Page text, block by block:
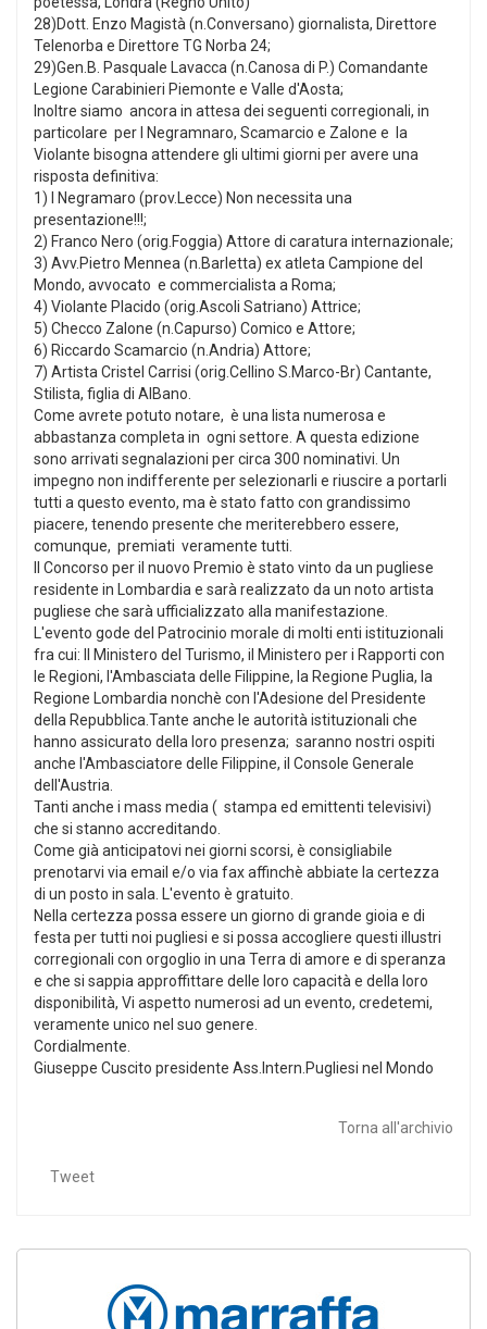
28)Dott. Enzo Magistà (n.Conversano) giornalista, Direttore
Telenorba e Direttore TG Norba 24;
29)Gen.B. Pasquale Lavacca (n.Canosa di P.) Comandante
Legione Carabinieri Piemonte e Valle d'Aosta;
Inoltre siamo ancora in attesa dei seguenti corregionali, in
particolare per I Negramnaro, Scamarcio e Zalone e la
Violante bisogna attendere gli ultimi giorni per avere una
risposta definitiva:
1) I Negramaro (prov.Lecce) Non necessita una
presentazione!!!;
2) Franco Nero (orig.Foggia) Attore di caratura internazionale;
3) Avv.Pietro Mennea (n.Barletta) ex atleta Campione del
Mondo, avvocato e commercialista a Roma;
4) Violante Placido (orig.Ascoli Satriano) Attrice;
5) Checco Zalone (n.Capurso) Comico e Attore;
6) Riccardo Scamarcio (n.Andria) Attore;
7) Artista Cristel Carrisi (orig.Cellino S.Marco-Br) Cantante,
Stilista, figlia di AlBano.
Come avrete potuto notare, è una lista numerosa e
abbastanza completa in ogni settore. A questa edizione
sono arrivati segnalazioni per circa 300 nominativi. Un
impegno non indifferente per selezionarli e riuscire a portarli
tutti a questo evento, ma è stato fatto con grandissimo
piacere, tenendo presente che meriterebbero essere,
comunque, premiati veramente tutti.
Il Concorso per il nuovo Premio è stato vinto da un pugliese
residente in Lombardia e sarà realizzato da un noto artista
pugliese che sarà ufficializzato alla manifestazione.
L'evento gode del Patrocinio morale di molti enti istituzionali
fra cui: Il Ministero del Turismo, il Ministero per i Rapporti con
le Regioni, l'Ambasciata delle Filippine, la Regione Puglia, la
Regione Lombardia nonchè con l'Adesione del Presidente
della Repubblica.Tante anche le autorità istituzionali che
hanno assicurato della loro presenza; saranno nostri ospiti
anche l'Ambasciatore delle Filippine, il Console Generale
dell'Austria.
Tanti anche i mass media ( stampa ed emittenti televisivi)
che si stanno accreditando.
Come già anticipatovi nei giorni scorsi, è consigliabile
prenotarvi via email e/o via fax affinchè abbiate la certezza
di un posto in sala. L'evento è gratuito.
Nella certezza possa essere un giorno di grande gioia e di
festa per tutti noi pugliesi e si possa accogliere questi illustri
corregionali con orgoglio in una Terra di amore e di speranza
e che si sappia approffittare delle loro capacità e della loro
disponibilità, Vi aspetto numerosi ad un evento, credetemi,
veramente unico nel suo genere.
Cordialmente.
Giuseppe Cuscito presidente Ass.Intern.Pugliesi nel Mondo
Torna all'archivio
Tweet